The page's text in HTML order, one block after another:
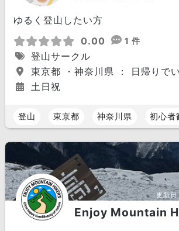
ゆるく登山したい方
0.00
1 件
登山サークル
東京都 ・神奈川県 ： 日帰りで
土日祝
登山 東京都 神奈川県 初心者
更新日
Enjoy Mountain